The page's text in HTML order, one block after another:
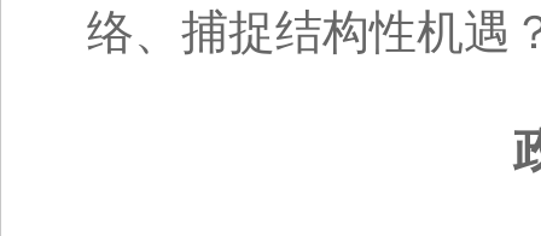
络、捕捉结构性机遇